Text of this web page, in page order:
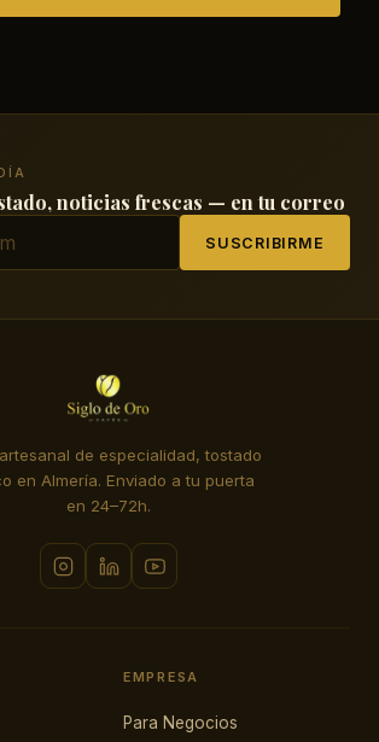
noticias frescas — en tu correo
SUSCRIBIRME
de especialidad, tostado
en Almería. Enviado a tu puerta
en 24–72h.
EMPRESA
Para Negocios